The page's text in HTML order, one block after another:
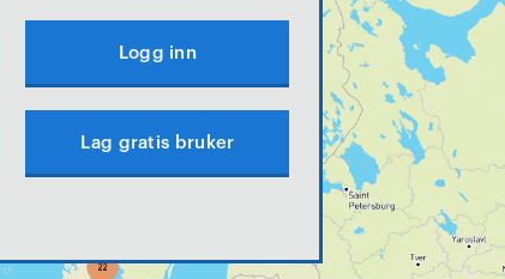
Logg inn
Lag gratis bruker